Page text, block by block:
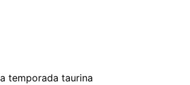
temporada taurina